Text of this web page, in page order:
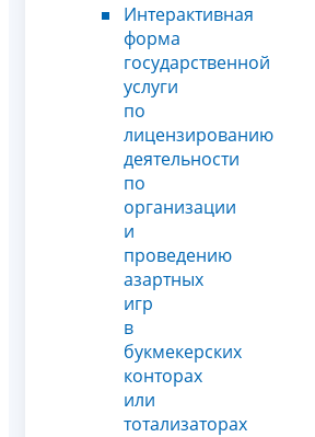
Интерактивная
форма
государственной
услуги
по
лицензированию
деятельности
по
организации
и
проведению
азартных
игр
в
букмекерских
конторах
или
тотализаторах